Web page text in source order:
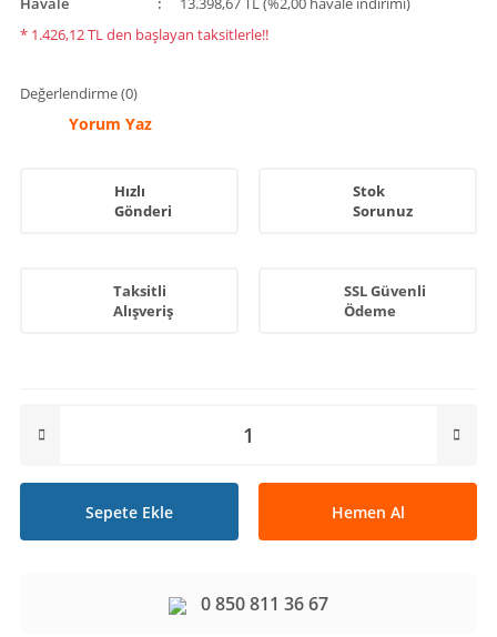
* 1.426,12 TL den başlayan taksitlerle!!
Değerlendirme (0)
Yorum Yaz
Hızlı
Gönderi
Stok
Sorunuz
Taksitli
Alışveriş
SSL Güvenli
Ödeme
Sepete Ekle Hemen Al
0 850 811 36 67